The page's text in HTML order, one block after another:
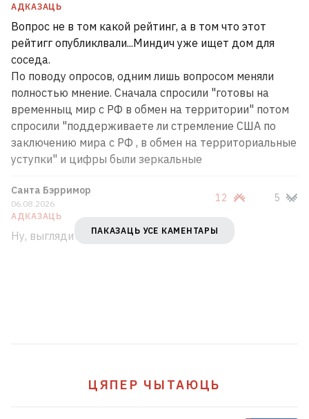
АДКАЗАЦЬ
Вопрос не в том какой рейтинг, а в том что этот
рейтигг опубликлвали...Миндич уже ищет дом для
соседа.
По поводу опросов, одним лишь вопросом меняли
полностью мнение. Сначала спросили "готовы на
временныц мир с РФ в обмен на территории" потом
спросили "поддерживаете ли стремление США по
заключению мира с РФ , в обмен на территориальные
уступки" и цифры были зеркальные
Санта Бэрримор
06.08.2026
АДКАЗАЦЬ
12 5
Ну, выглядит правдоподобно.
ПАКАЗАЦЬ УСЕ КАМЕНТАРЫ
ЦЯПЕР ЧЫТАЮЦЬ